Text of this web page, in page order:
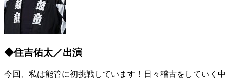
◆住吉佑太／出演
今回、私は能管に初挑戦しています！日々稽古をしていく中